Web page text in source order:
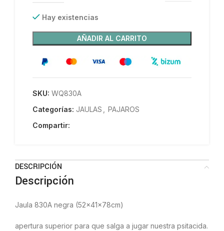
Hay existencias
AÑADIR AL CARRITO
SKU: WQ830A
Categorías: JAULAS
PAJAROS
Compartir:
DESCRIPCIÓN
Descripción
Jaula 830A negra (52x41x78cm)
apertura superior para que salga a jugar nuestra psitacida.